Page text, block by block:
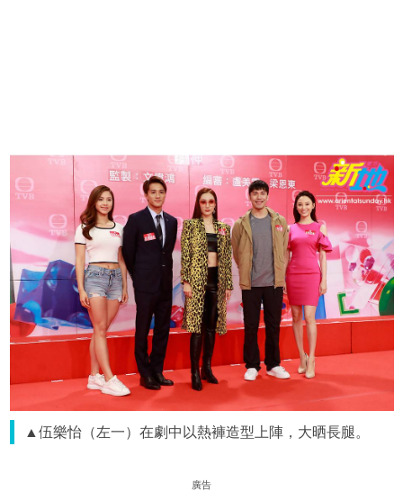
▲伍樂怡（左一）在劇中以熱褲造型上陣，大晒長腿。
廣告